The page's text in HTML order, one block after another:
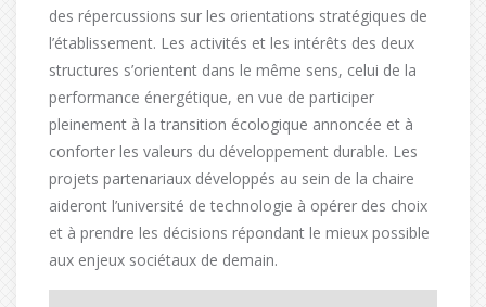
des répercussions sur les orientations stratégiques de
l’établissement. Les activités et les intérêts des deux
structures s’orientent dans le même sens, celui de la
performance énergétique, en vue de participer
pleinement à la transition écologique annoncée et à
conforter les valeurs du développement durable. Les
projets partenariaux développés au sein de la chaire
aideront l’université de technologie à opérer des choix
et à prendre les décisions répondant le mieux possible
aux enjeux sociétaux de demain.